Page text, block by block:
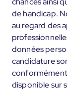
de handicap.
au regard des
données
candidature
disponible sur